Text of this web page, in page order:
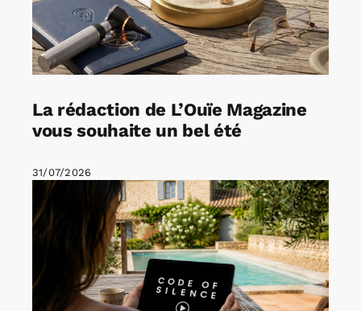
La rédaction de L’Ouïe Magazine
vous souhaite un bel été
31/07/2026